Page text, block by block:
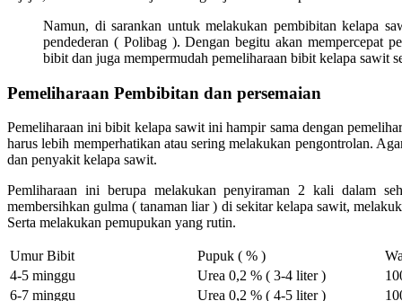
Namun, di sarankan untuk melakukan pembibitan kelapa
pendederan ( Polibag ). Dengan begitu akan mempercepat
bibit dan juga mempermudah pemeliharaan bibit kelapa sawit
Pemeliharaan Pembibitan dan persemaian
Pemeliharaan ini bibit kelapa sawit ini hampir sama dengan
harus lebih memperhatikan atau sering melakukan pengontrolan.
dan penyakit kelapa sawit.
Pemliharaan ini berupa melakukan penyiraman 2 kali dalam
membersihkan gulma ( tanaman liar ) di sekitar kelapa sawit,
Serta melakukan pemupukan yang rutin.
Umur Bibit Pupuk ( % )
4-5 minggu
Urea 0,2 % ( 3-4 liter )
6-7 minggu
Urea 0,2 % ( 4-5 liter )